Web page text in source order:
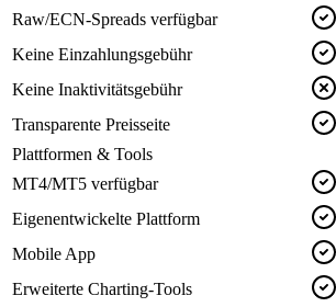
Raw/ECN-Spreads verfügbar
Keine Einzahlungsgebühr
Keine Inaktivitätsgebühr
Transparente Preisseite
Plattformen & Tools
MT4/MT5 verfügbar
Eigenentwickelte Plattform
Mobile App
Erweiterte Charting-Tools